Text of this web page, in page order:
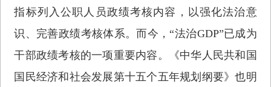
指标列入公职人员政绩考核内容，以强化法治意
识、完善政绩考核体系。而今，“法治GDP”已成为
干部政绩考核的一项重要内容。《中华人民共和国
国民经济和社会发展第十五个五年规划纲要》也明